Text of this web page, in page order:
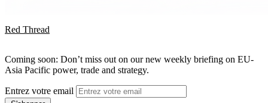
Red Thread
Coming soon: Don’t miss out on our new weekly briefing on EU-
Asia Pacific power, trade and strategy.
Entrez votre email